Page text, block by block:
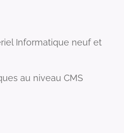
Informatique neuf et
au niveau CMS